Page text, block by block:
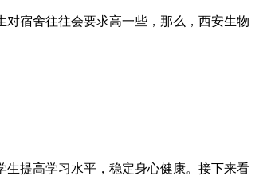
宿舍往往会要求高一些，那么，西安生物
提高学习水平，稳定身心健康。接下来看